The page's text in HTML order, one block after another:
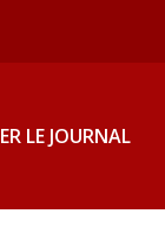
LE JOURNAL